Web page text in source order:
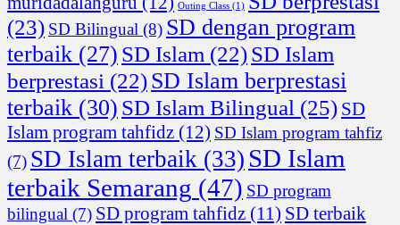
Outing Class (1)
(23) SD Bilingual (8) SD dengan program
terbaik (27) SD Islam (22)SD Islam
berprestasi (22)SD Islam berprestasi
terbaik (30) SD Islam Bilingual (25) SD
Islam program tahfidz (12) SD Islam program tahfiz
(7) SD Islam terbaik (33) SD Islam
terbaik Semarang (47) SD program
bilingual (7) SD program tahfidz (11) SD terbaik